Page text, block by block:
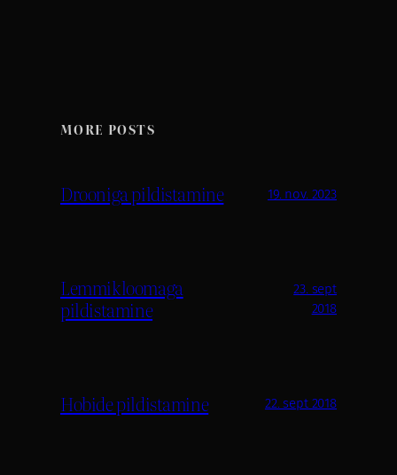
MORE POSTS
Drooniga pildistamine 19. nov. 2023
Lemmikloomaga
pildistamine
23. sept
2018
Hobide pildistamine 22. sept 2018